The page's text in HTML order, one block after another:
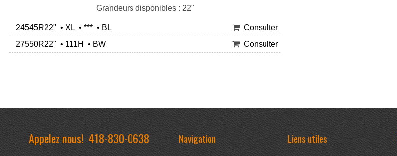
Grandeurs disponibles : 22"
24545R22" • XL • *** • BL
Consulter
27550R22" • 111H • BW
Consulter
Appelez nous!418-830-0638 Navigation Liens utiles